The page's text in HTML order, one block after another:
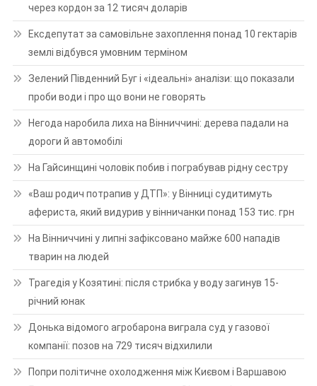
через кордон за 12 тисяч доларів
Ексдепутат за самовільне захоплення понад 10 гектарів
землі відбувся умовним терміном
Зелений Південний Буг і «ідеальні» аналізи: що показали
проби води і про що вони не говорять
Негода наробила лиха на Вінниччині: дерева падали на
дороги й автомобілі
На Гайсинщині чоловік побив і пограбував рідну сестру
«Ваш родич потрапив у ДТП»: у Вінниці судитимуть
афериста, який видурив у вінничанки понад 153 тис. грн
На Вінниччині у липні зафіксовано майже 600 нападів
тварин на людей
Трагедія у Козятині: після стрибка у воду загинув 15-
річний юнак
Донька відомого агробарона виграла суд у газової
компанії: позов на 729 тисяч відхилили
Попри політичне охолодження між Києвом і Варшавою